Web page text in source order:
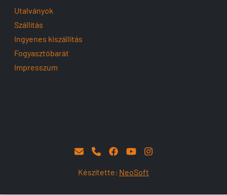
Utalványok
Szállítás
Ingyenes kiszállítás
Fogyasztóbarát
Impresszum
Készítette: NeoSoft